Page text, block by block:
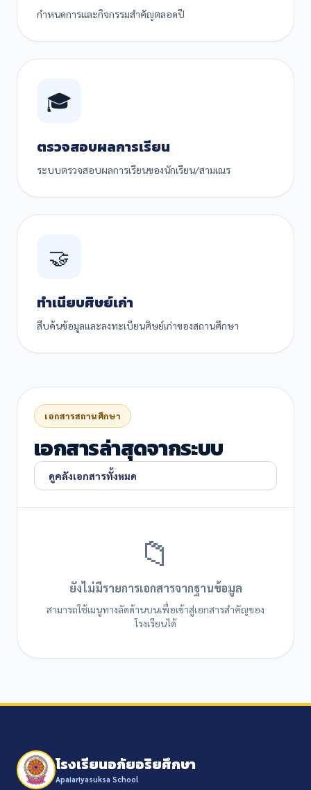
กำหนดการและกิจกรรมสำคัญตลอดปี
🎓
ตรวจสอบผลการเรียน
ระบบตรวจสอบผลการเรียนของนักเรียน/สามเณร
🤝
ทำเนียบศิษย์เก่า
สืบค้นข้อมูลและลงทะเบียนศิษย์เก่าของสถานศึกษา
เอกสารสถานศึกษา
เอกสารล่าสุดจากระบบ
ดูคลังเอกสารทั้งหมด
📁
ยังไม่มีรายการเอกสารจากฐานข้อมูล
สามารถใช้เมนูทางลัดด้านบนเพื่อเข้าสู่เอกสารสำคัญของ
โรงเรียนได้
โรงเรียนอภัยอริยศึกษา
Apaiariyasuksa School